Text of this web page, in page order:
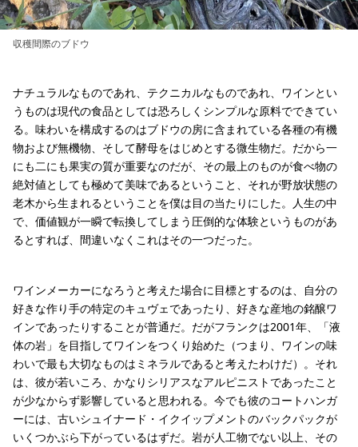
収穫間際のブドウ
ナチュラルなものであれ、テクニカルなものであれ、ワインとい
うものは現代の食品としては恐ろしくシンプルな原料でできてい
る。味わいを構成するのはブドウの房に含まれている各種の有機
物および無機物、そして酵母をはじめとする微生物だ。だから一
にも二にも果実の質が重要なのだが、その最上のものが食べ物の
絶対値としても極めて美味であるということ、それが野放状態の
老木から生まれるということを僕は目の当たりにした。人生の中
で、価値観が一瞬で転換してしまう圧倒的な体験というものがあ
るとすれば、間違いなくこれはその一つだった。
ワインメーカーになろうと考えた場合に目標とするのは、自分の
好きな作り手の特定のキュヴェであったり、好きな産地の銘醸ワ
インであったりすることが普通だ。だがフランクは2001年、「液
体の岩」を目指してワインをつくり始めた（つまり、ワインの味
わいで最も大切なものはミネラルであると考えたわけだ）。それ
は、彼が若いころ、かなりシリアスなアルピニストであったこと
が少なからず影響していると思われる。今でも彼のコートハンガ
ーには、古いシュイナード・イクイップメントのバックパックが
いくつかぶら下がっているはずだ。岩が人工物でない以上、その